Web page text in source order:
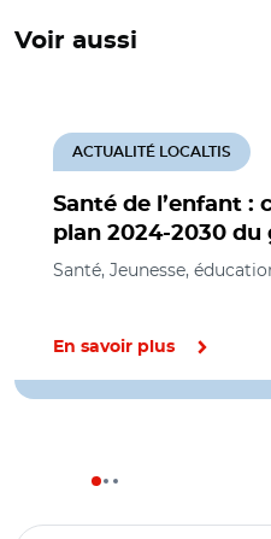
Voir aussi
Santé de l’enfant :
plan 2024-2030
ACTUALITÉ LOCALTIS
Santé, Jeunesse,
En savoir plus